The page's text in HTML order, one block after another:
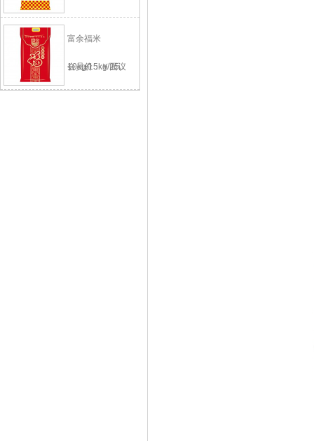
富余福米
10kg/15kg/25..
会员价：￥面议